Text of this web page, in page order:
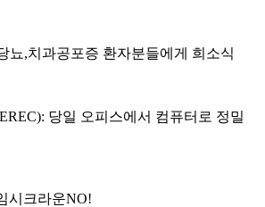
뇨,치과공포증 환자분들에게 희소식
당일 오피스에서 컴퓨터로 정밀
시크라운NO!